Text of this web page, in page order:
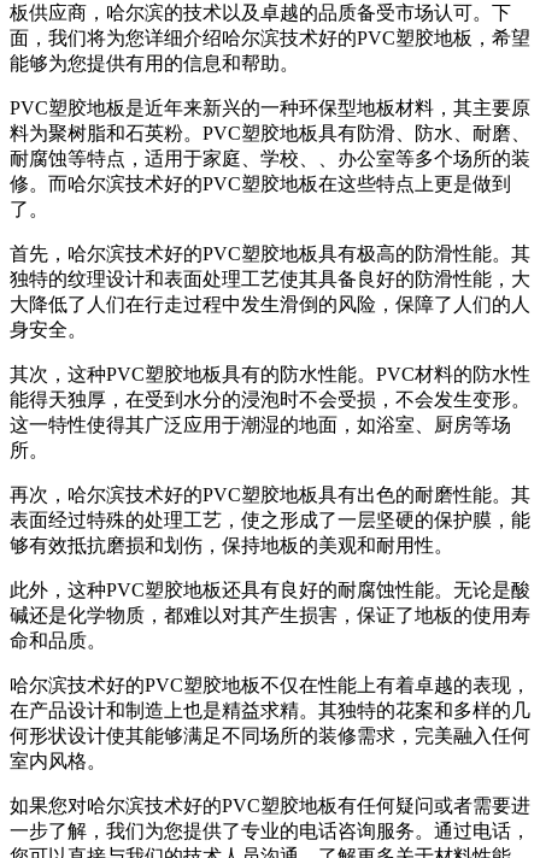
板供应商，哈尔滨的技术以及卓越的品质备受市场认可。下
面，我们将为您详细介绍哈尔滨技术好的PVC塑胶地板，希望
能够为您提供有用的信息和帮助。
PVC塑胶地板是近年来新兴的一种环保型地板材料，其主要原
料为聚树脂和石英粉。PVC塑胶地板具有防滑、防水、耐磨、
耐腐蚀等特点，适用于家庭、学校、、办公室等多个场所的装
修。而哈尔滨技术好的PVC塑胶地板在这些特点上更是做到
了。
首先，哈尔滨技术好的PVC塑胶地板具有极高的防滑性能。其
独特的纹理设计和表面处理工艺使其具备良好的防滑性能，大
大降低了人们在行走过程中发生滑倒的风险，保障了人们的人
身安全。
其次，这种PVC塑胶地板具有的防水性能。PVC材料的防水性
能得天独厚，在受到水分的浸泡时不会受损，不会发生变形。
这一特性使得其广泛应用于潮湿的地面，如浴室、厨房等场
所。
再次，哈尔滨技术好的PVC塑胶地板具有出色的耐磨性能。其
表面经过特殊的处理工艺，使之形成了一层坚硬的保护膜，能
够有效抵抗磨损和划伤，保持地板的美观和耐用性。
此外，这种PVC塑胶地板还具有良好的耐腐蚀性能。无论是酸
碱还是化学物质，都难以对其产生损害，保证了地板的使用寿
命和品质。
哈尔滨技术好的PVC塑胶地板不仅在性能上有着卓越的表现，
在产品设计和制造上也是精益求精。其独特的花案和多样的几
何形状设计使其能够满足不同场所的装修需求，完美融入任何
室内风格。
如果您对哈尔滨技术好的PVC塑胶地板有任何疑问或者需要进
一步了解，我们为您提供了专业的电话咨询服务。通过电话，